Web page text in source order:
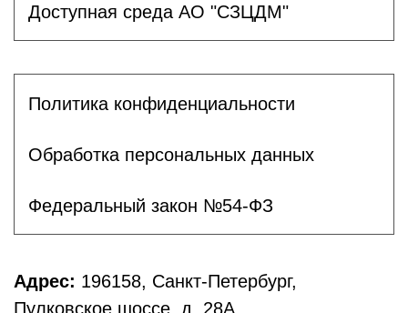
Доступная среда АО "СЗЦДМ"
Политика конфиденциальности
Обработка персональных данных
Федеральный закон №54-ФЗ
Адрес: 196158, Санкт-Петербург,
Пулковское шоссе, д. 28А